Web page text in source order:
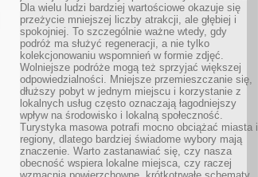
Dla wielu ludzi bardziej wartościowe okazuje się
przeżycie mniejszej liczby atrakcji, ale głębiej i
spokojniej. To szczególnie ważne wtedy, gdy
podróż ma służyć regeneracji, a nie tylko
kolekcjonowaniu wspomnień w formie zdjęć.
Wolniejsze podróże mogą też sprzyjać większej
odpowiedzialności. Mniejsze przemieszczanie się,
dłuższy pobyt w jednym miejscu i korzystanie z
lokalnych usług często oznaczają łagodniejszy
wpływ na środowisko i lokalną społeczność.
Turystyka masowa potrafi mocno obciążać miasta i
regiony, dlatego bardziej świadome wybory mają
znaczenie. Warto zastanawiać się, czy nasza
obecność wspiera lokalne miejsca, czy raczej